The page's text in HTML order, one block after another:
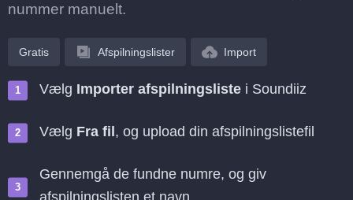
nummer manuelt.
Gratis Afspilningslister Import
Vælg Importer afspilningsliste i Soundiiz
Vælg Fra fil , og upload din afspilningslistefil
Gennemgå de fundne numre, og giv
afspilningslisten et navn